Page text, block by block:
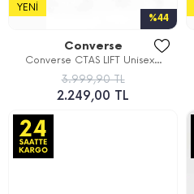
%44
YENI
Converse
Converse CTAS LIFT Unisex...
3.999,90 TL
2.249,00 TL